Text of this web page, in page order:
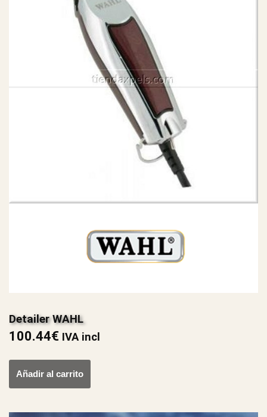
Detailer WAHL
100.44€ IVA incl
Añadir al carrito